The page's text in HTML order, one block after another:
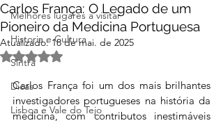
Melhores lugares a visitar
Historia e Cultura
Sintra
Dicas
Lisboa e Vale do Tejo
Carlos França: O Legado de um
Pioneiro da Medicina Portuguesa
Atualizado:18 de mai. de 2025
Avaliado com NaN de 5 estrelas.
Carlos França foi um dos mais brilhantes
investigadores portugueses na história da
medicina, com contributos inestimáveis